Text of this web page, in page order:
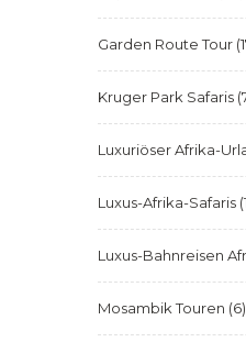
Garden Route Tour
Kruger Park Safaris
Luxuriöser Afrika-
Luxus-Afrika-Safaris
Luxus-Bahnreisen
Mosambik Touren (6)